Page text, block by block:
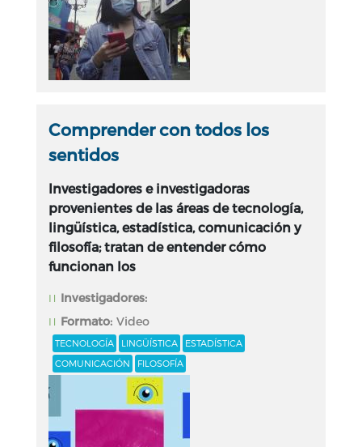
Comprender con todos los
sentidos
Investigadores e investigadoras
provenientes de las áreas de tecnología,
lingüística, estadística, comunicación y
filosofía; tratan de entender cómo
funcionan los
Investigadores:
Formato: Video
TECNOLOGÍA LINGÜÍSTICA
ESTADÍSTICA
COMUNICACIÓN
FILOSOFÍA